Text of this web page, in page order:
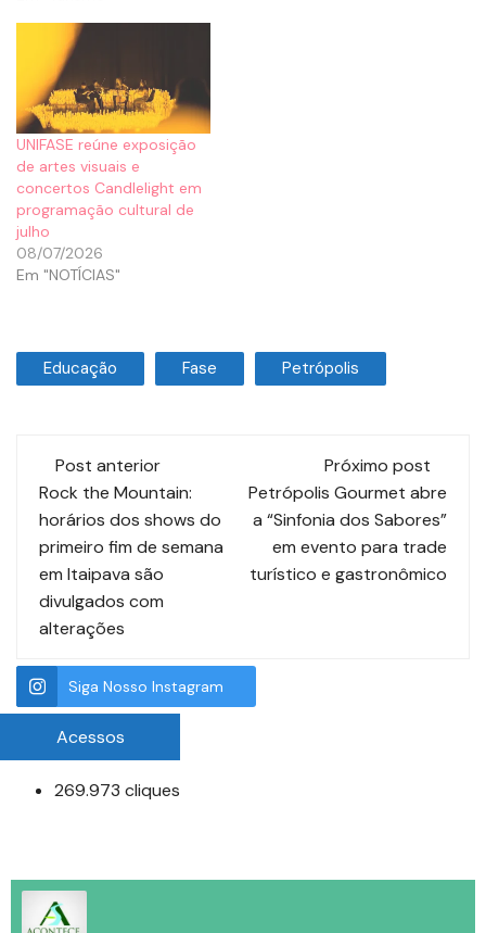
UNIFASE reúne exposição
de artes visuais e
concertos Candlelight em
programação cultural de
julho
08/07/2026
Em "NOTÍCIAS"
Educação Fase Petrópolis
Post anterior
Rock the Mountain:
horários dos shows do
primeiro fim de semana
em Itaipava são
divulgados com
alterações
Próximo post
Petrópolis Gourmet abre
a “Sinfonia dos Sabores”
em evento para trade
turístico e gastronômico
Siga Nosso Instagram
Acessos
269.973 cliques